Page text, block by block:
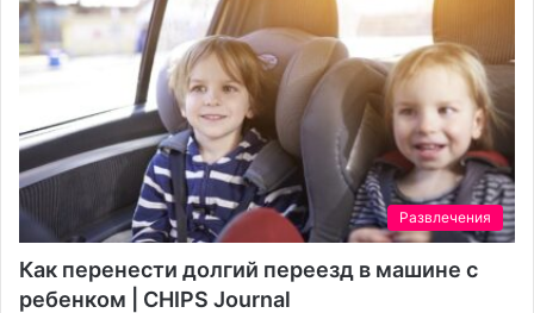
Развлечения
Как перенести долгий переезд в машине с
ребенком | CHIPS Journal